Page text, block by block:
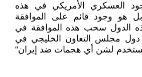
العسكري الأمريكي في هذه
بل هو وجود قائم على الموافقة
الدول سحب هذه الموافقة في
مجلس التعاون الخليجي في
تُستخدم لشن أي هجمات ضد إيران"